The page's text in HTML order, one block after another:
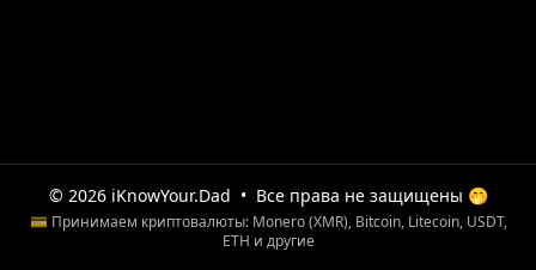
© 2026 iKnowYour.Dad • Все права не защищены 🤭
💳 Принимаем криптовалюты: Monero (XMR), Bitcoin, Litecoin, USDT,
ETH и другие